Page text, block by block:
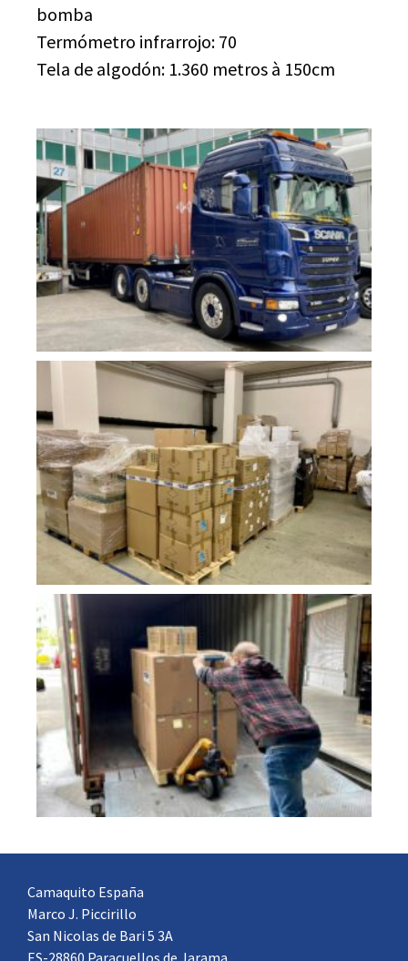
bomba
Termómetro infrarrojo: 70
Tela de algodón: 1.360 metros à 150cm
Camaquito España
Marco J. Piccirillo
San Nicolas de Bari 5 3A